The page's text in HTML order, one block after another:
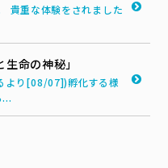
貴重な体験をされました
命の神秘」
より[08/07])孵化する様